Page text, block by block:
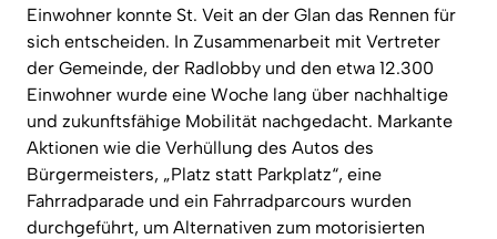
Einwohner konnte St. Veit an der Glan das Rennen für
sich entscheiden. In Zusammenarbeit mit Vertreter
der Gemeinde, der Radlobby und den etwa 12.300
Einwohner wurde eine Woche lang über nachhaltige
und zukunftsfähige Mobilität nachgedacht. Markante
Aktionen wie die Verhüllung des Autos des
Bürgermeisters, „Platz statt Parkplatz“, eine
Fahrradparade und ein Fahrradparcours wurden
durchgeführt, um Alternativen zum motorisierten